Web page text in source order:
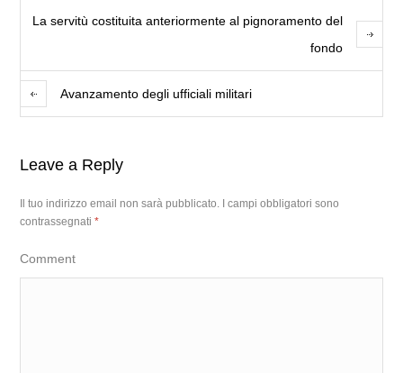
La servitù costituita anteriormente al pignoramento del
fondo
Avanzamento degli ufficiali militari
Leave a Reply
Il tuo indirizzo email non sarà pubblicato.
I campi obbligatori sono
contrassegnati*
Comment